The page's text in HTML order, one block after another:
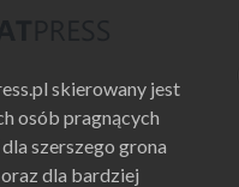
skierowany jest
osób pragnących
szerszego grona
dla bardziej